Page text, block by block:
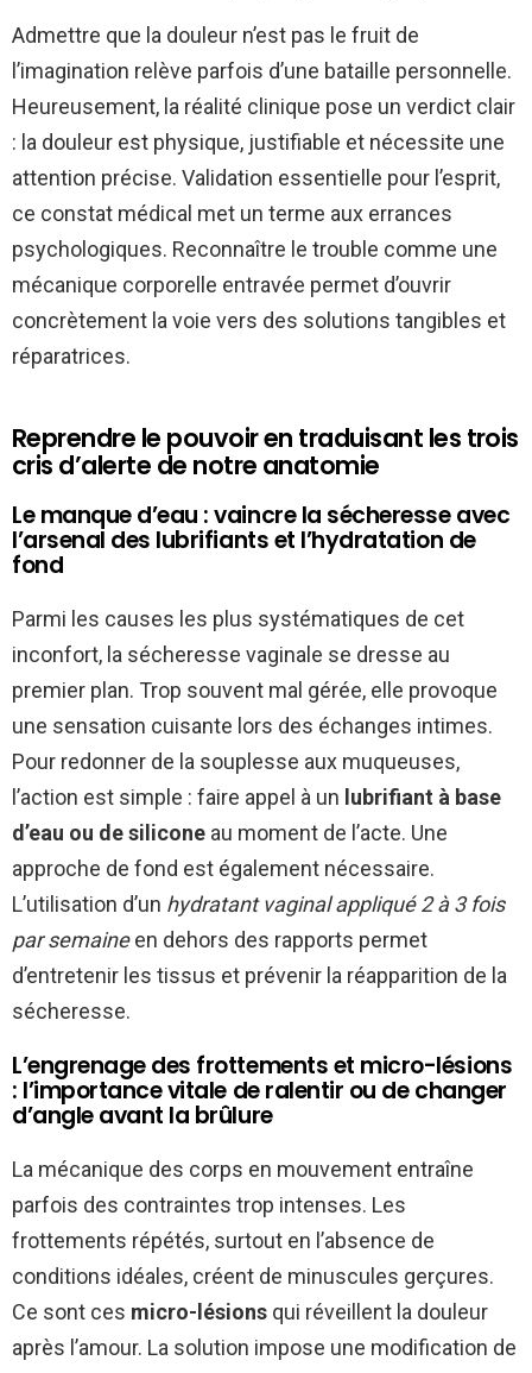
Admettre que la douleur n’est pas le fruit de
l’imagination relève parfois d’une bataille personnelle.
Heureusement, la réalité clinique pose un verdict clair
: la douleur est physique, justifiable et nécessite une
attention précise. Validation essentielle pour l’esprit,
ce constat médical met un terme aux errances
psychologiques. Reconnaître le trouble comme une
mécanique corporelle entravée permet d’ouvrir
concrètement la voie vers des solutions tangibles et
réparatrices.
Reprendre le pouvoir en traduisant les trois
cris d’alerte de notre anatomie
Le manque d’eau : vaincre la sécheresse avec
l’arsenal des lubrifiants et l’hydratation de
fond
Parmi les causes les plus systématiques de cet
inconfort, la sécheresse vaginale se dresse au
premier plan. Trop souvent mal gérée, elle provoque
une sensation cuisante lors des échanges intimes.
Pour redonner de la souplesse aux muqueuses,
l’action est simple : faire appel à un lubrifiant à base
d’eau ou de silicone au moment de l’acte. Une
approche de fond est également nécessaire.
L’utilisation d’un hydratant vaginal appliqué 2 à 3 fois
par semaineen dehors des rapports permet
d’entretenir les tissus et prévenir la réapparition de la
sécheresse.
L’engrenage des frottements et micro-lésions
: l’importance vitale de ralentir ou de changer
d’angle avant la brûlure
La mécanique des corps en mouvement entraîne
parfois des contraintes trop intenses. Les
frottements répétés, surtout en l’absence de
conditions idéales, créent de minuscules gerçures.
Ce sont ces micro-lésions qui réveillent la douleur
après l’amour. La solution impose une modification de